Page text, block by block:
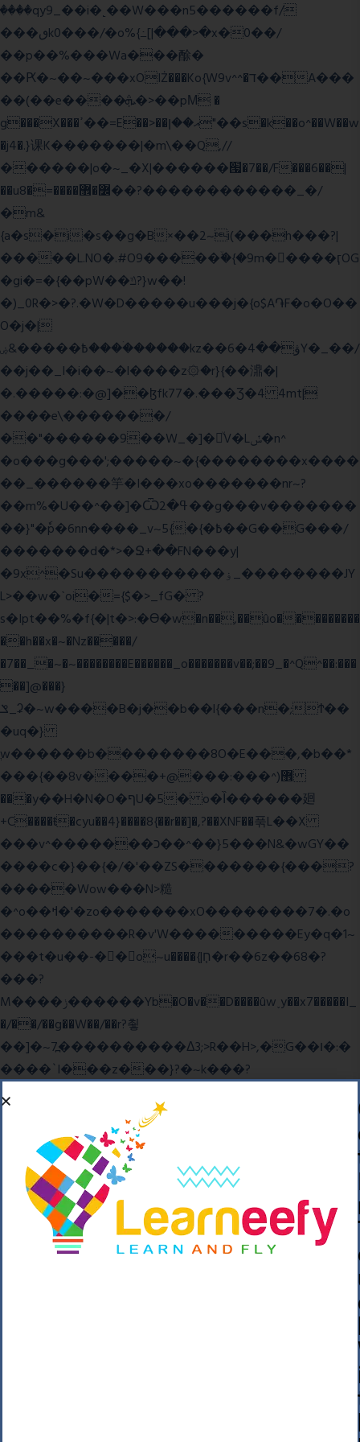
����qy9_��i�˻��W���n5������f/
���ٯk0���/�o%{߸[|���>�x�0��/
��p��%���Wa���酴�
��Ԗ�~��~���xOIŻ���Ko{W9v^^�ד��A���
��(��e����ܞ�>��pΜ �
g���X���ߴ��=E��>��އ��ן"��s�k��o^��W��w
�j4�.}课K�������|�m\��Q,//
������|o�~_�X|������՗�7��/F���6��|
��u8�=����߼�޾��?������������_�/
�m&
{a�s�i�s��g�B×��2~i(���h���?|
�����L.NO�.#O9�����ۙ�{�9m��ً���ӷOG
�gi�=�{��pW��ݿ?}w��!
�)_0R�>�?.�W�D�����u���j�{o$A֏F�o�O��
O�j�|
߿�����&ۻ����ۛ�����kz��ۋ��4�6Y�_��/
��j��_I�i��~�l����z۞�r}{��濎�|
�.�����:�@]��ɮfk77�.���Ʒ�4 4mt|
����e\�������/
��"������9��W_�]�ͮV�Lݽ�n^
�o���g���';�����~�{��������x����
��_������竽�I���xo�������nr~?
��m%�U��^��]�Ѿߟ�2��g���v�������
��}"�ٗp�6nn����_v~5{�{�߿��G��G���/
�������d�*>�Ջ+��FN���y|
�9x^�Su�����������ۏ_��������JY
L>��w�ˋoi�={$�>_fG� ?
s�Ipt��%�f{�|t�>:�ϴ�w�n��,��ûo���������
��h��x�~�Nz�����/
�7��_�~�~��������E������_o�������v��;��9_�^Q^��:���
��]@���}
ݏ_ʡ�~w����B�j��b��l{���n�;Ϯ��
�uq�}
ֲw������b��������8O�E���,�b��*
���{��8v����+@���:���^)޾
���y��H�N�O�ףU�5� o�Ȉ������廻
+C����ŧ�cyu��4}����8{��r��]�,?��XNF��푺L��X
���v^�������כ��^��}5���N&�wGY��
����c�}��{�/�'��ZS�������{���?
�����Wow���N>糙
�^o��ߞ�'�zo�������xO��������7�.�o
����������R�v'W���������Ey�q�1~
���t�u��-�� o~u����{|ח֧�r��6z��68�?
���?
M����ݫ������Yb�O�v��D����ûw˯y��x7�����I_
�/��/��g��W��/��r?쵷
��]�~7߽����������Δ3;>R��H>,�G��ו�:�
���� `I���z���}?�~k���?
��o��C���ǡ���,����*�3��#eۧ_>\��z
�K{DQg�Ϯ��]u��3o�V~�/��@��??
����Y�]�s�n���s
����p��|
��^��������$��ٽ�P���~��4���Snn^
$ ����Ogy/|>ڿ|�I��'A�n��1�$�}
=c"'��K���X�:��?j�ԫ��-